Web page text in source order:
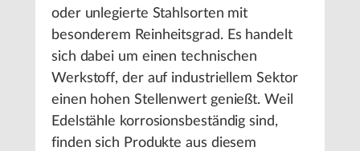
oder unlegierte Stahlsorten mit
besonderem Reinheitsgrad. Es handelt
sich dabei um einen technischen
Werkstoff, der auf industriellem Sektor
einen hohen Stellenwert genießt. Weil
Edelstähle korrosionsbeständig sind,
finden sich Produkte aus diesem